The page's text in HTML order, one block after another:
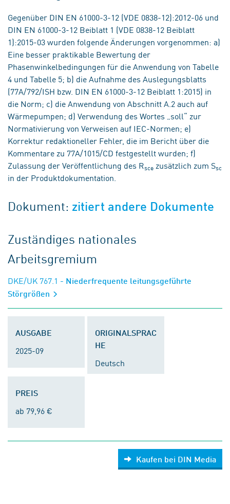
Gegenüber DIN EN 61000-3-12 (VDE 0838-12):2012-06 und
DIN EN 61000-3-12 Beiblatt 1 (VDE 0838-12 Beiblatt
1):2015-03 wurden folgende Änderungen vorgenommen: a)
Eine besser praktikable Bewertung der
Phasenwinkelbedingungen für die Anwendung von Tabelle
4 und Tabelle 5; b) die Aufnahme des Auslegungsblatts
(77A/792/ISH bzw. DIN EN 61000-3-12 Beiblatt 1:2015) in
die Norm; c) die Anwendung von Abschnitt A.2 auch auf
Wärmepumpen; d) Verwendung des Wortes „soll“ zur
Normativierung von Verweisen auf IEC-Normen; e)
Korrektur redaktioneller Fehler, die im Bericht über die
Kommentare zu 77A/1015/CD festgestellt wurden; f)
Zulassung der Veröffentlichung des Rsce zusätzlich zum Ssc
in der Produktdokumentation.
Dokument: zitiert andere Dokumente
Zuständiges nationales
Arbeitsgremium
DKE/UK 767.1 - Niederfrequente leitungsgeführte
Störgrößen
AUSGABE
2025-09
ORIGINALSPRAC
HE
Deutsch
PREIS
ab 79,96 €
Kaufen bei DIN Media